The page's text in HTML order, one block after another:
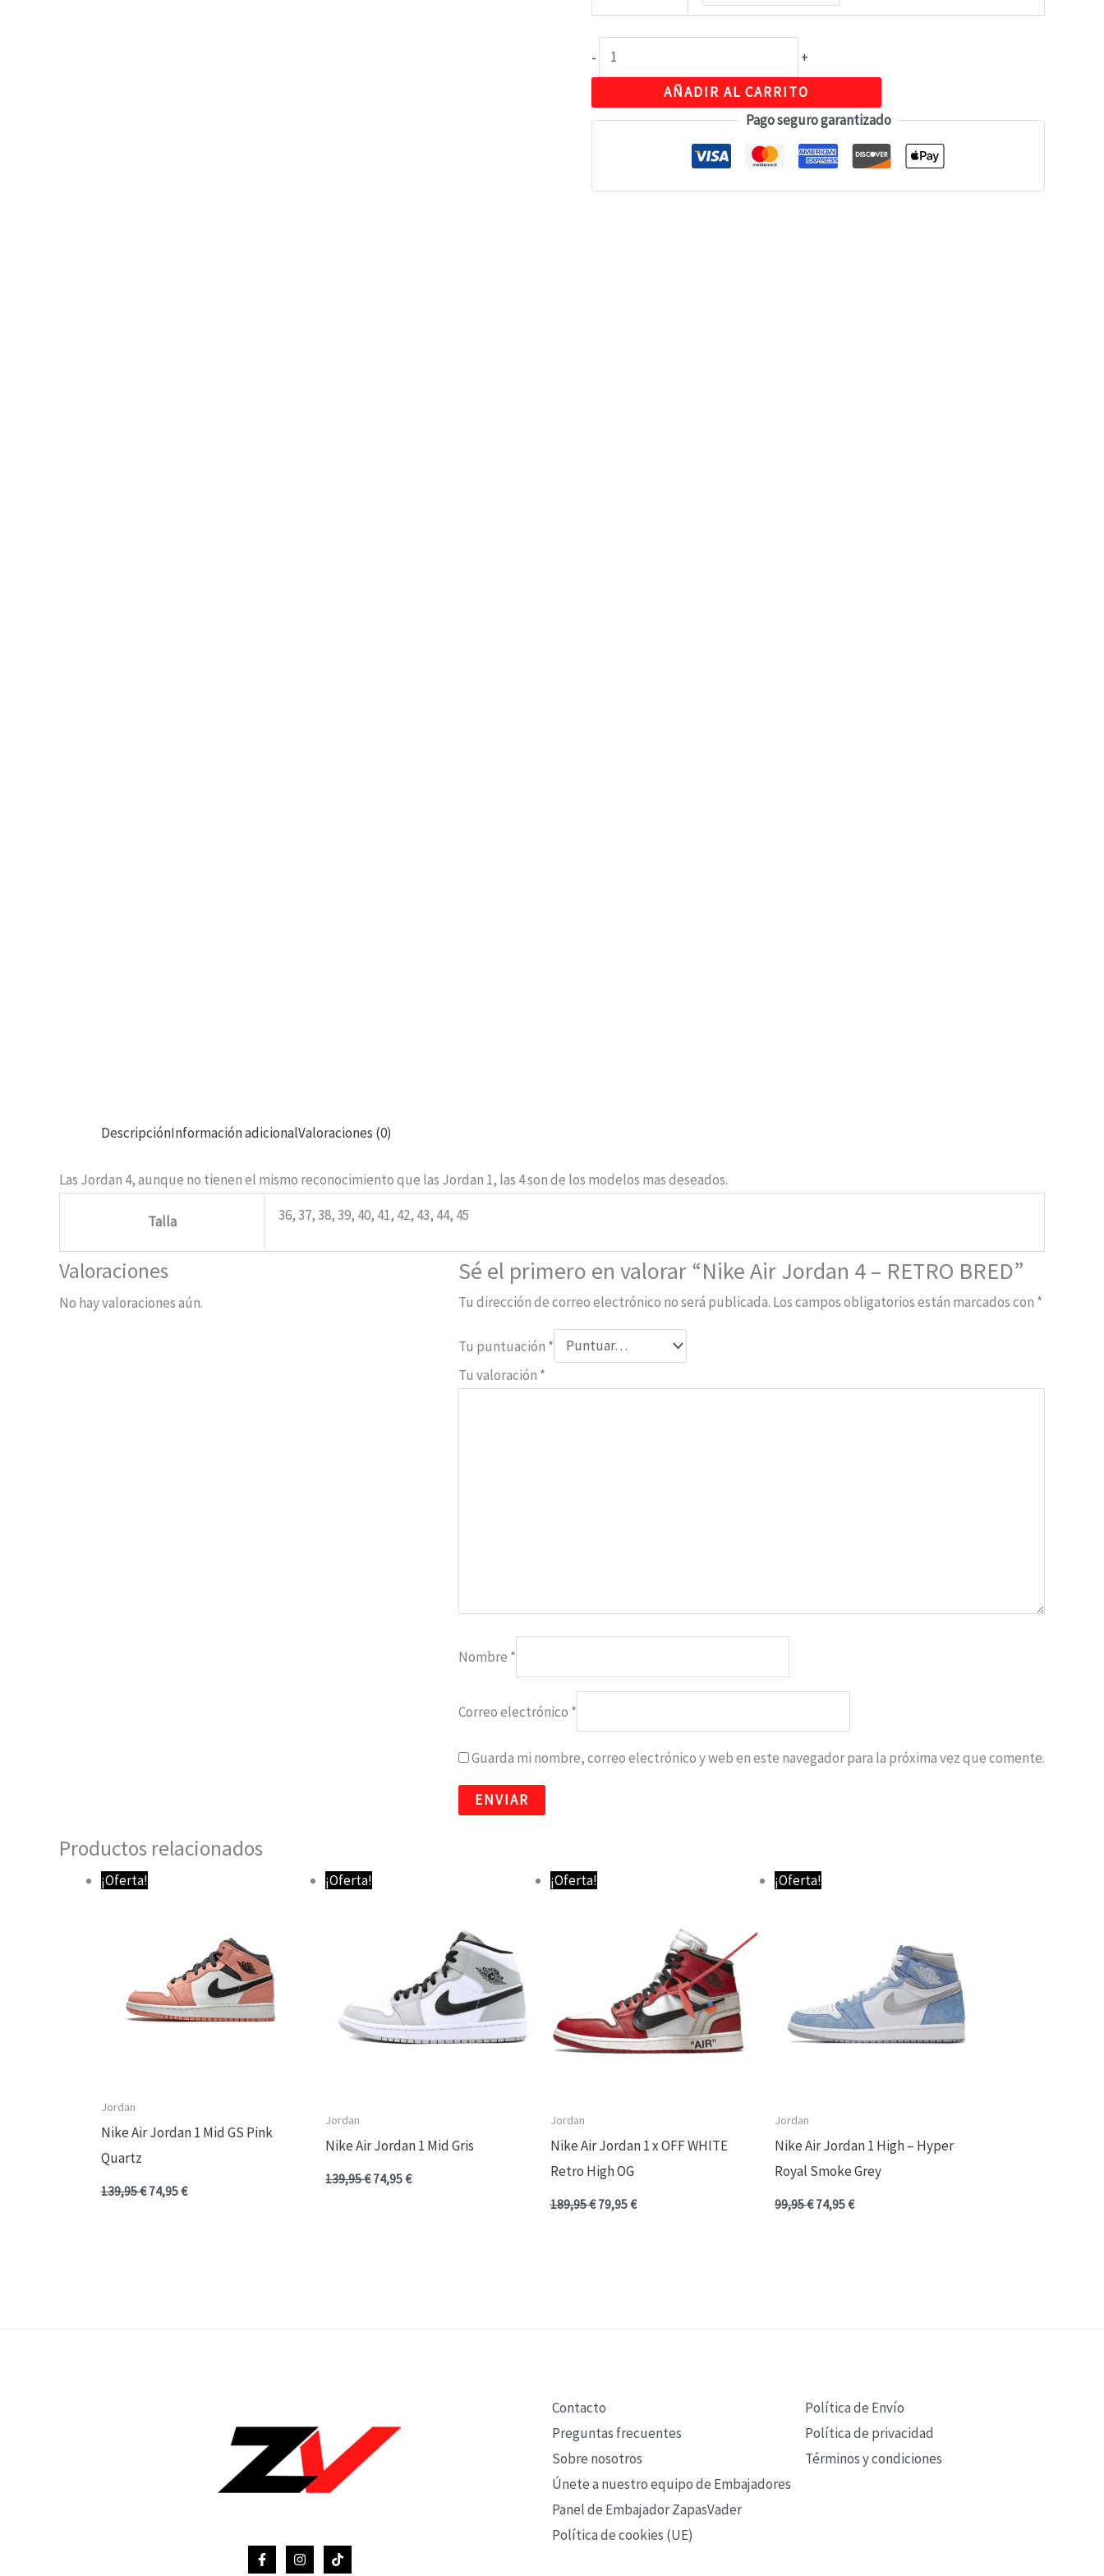
-
+
AÑADIR AL CARRITO
Pago seguro garantizado
DescripciónInformación adicionalValoraciones (0)
Las Jordan 4, aunque no tienen el mismo reconocimiento que las Jordan 1, las 4 son de los modelos mas deseados.
Talla 36, 37, 38, 39, 40, 41, 42, 43, 44, 45
Valoraciones
No hay valoraciones aún.
Sé el primero en valorar “Nike Air Jordan 4 – RETRO BRED”
Tu dirección de correo electrónico no será publicada. Los campos obligatorios están marcados con *
Tu puntuación *
Tu valoración *
Nombre *
Correo electrónico *
Guarda mi nombre, correo electrónico y web en este navegador para la próxima vez que comente.
Productos relacionados
¡Oferta!
Jordan
Nike Air Jordan 1 Mid GS Pink
Quartz
139,95€ 74,95€
74,95 €.
¡Oferta!
Jordan
Nike Air Jordan 1 Mid Gris
139,95€74,95€
¡Oferta!
Jordan
Nike Air Jordan 1 x OFF WHITE
Retro High OG
189,95€
El
precio
79,95€
79,95 €.
¡Oferta!
Jordan
Nike Air Jordan 1 High – Hyper
Royal Smoke Grey
99,95€
El
precio
74,95€
Contacto
Preguntas frecuentes
Sobre nosotros
Únete a nuestro equipo de Embajadores
Panel de Embajador ZapasVader
Política de cookies (UE)
Política de Envío
Política de privacidad
Términos y condiciones